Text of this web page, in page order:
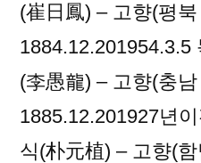
(崔日鳳) – 고향(평
1884.12.201954.3.5
(李愚龍) – 고향(충
1885.12.201927년
식(朴元植) – 고향(